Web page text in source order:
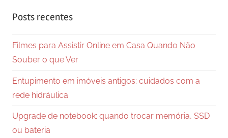
Posts recentes
Filmes para Assistir Online em Casa Quando Não
Souber o que Ver
Entupimento em imóveis antigos: cuidados com a
rede hidráulica
Upgrade de notebook: quando trocar memória, SSD
ou bateria